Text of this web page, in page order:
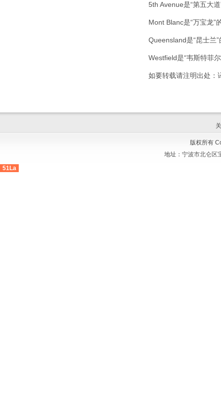
5th Avenue是“第五大
Mont Blanc是“万宝龙”
Queensland是“昆士兰
Westfield是“韦斯特菲
如要转载请注明出处：
版权所有
地址： 宁波市北仑区
51La